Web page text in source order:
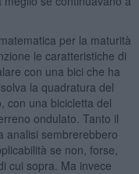
per la maturità
le caratteristiche di
con una bici che ha
la quadratura del
con una bicicletta del
ondulato. Tanto il
analisi sembrerebbero
se non, forse,
cui sopra. Ma invece